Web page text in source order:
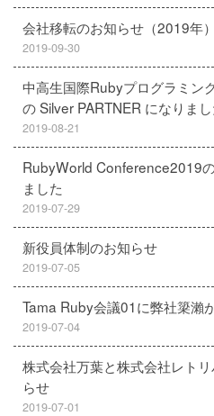
会社移転のお知らせ（2019年）
2019-09-30
中高生国際Rubyプログラミン
の Silver PARTNER になりまし
2019-08-21
RubyWorld Conference2019
ました
2019-07-29
新役員体制のお知らせ
2019-07-05
Tama Ruby会議01に弊社簗瀨
2019-07-04
株式会社万葉と株式会社レト
らせ
2019-07-01